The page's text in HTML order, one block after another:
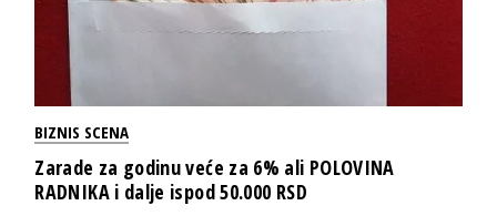
BIZNIS SCENA
Zarade za godinu veće za 6% ali POLOVINA
RADNIKA i dalje ispod 50.000 RSD